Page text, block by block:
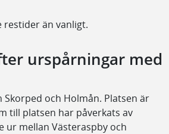
än vanligt.
urspårningar med
och Holmån. Platsen är
till platsen har påverkats av
ur mellan Västeraspby och